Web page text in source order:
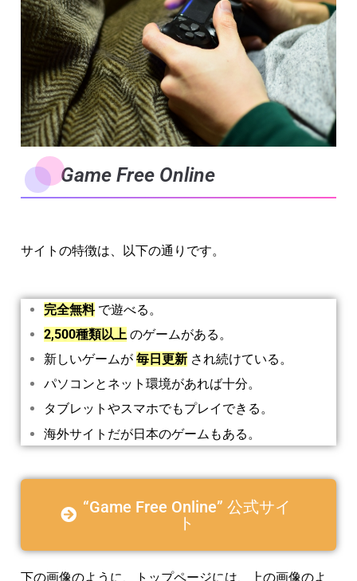
Game Free Online
サイトの特徴は、以下の通りです。
完全無料で遊べる。
2,500種類以上 のゲームがある。
新しいゲームが毎日更新 され続けている。
パソコンとネット環境があれば十分。
タブレットやスマホでもプレイできる。
海外サイトだが日本のゲームもある。
“Game Free Online” 公式サイ
ト
下の画像のように、 トップページには、上の画像のよ